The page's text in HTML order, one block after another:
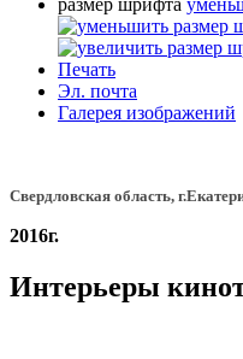
Печать
Эл. почта
Галерея изображений
Свердловская область,
2016г.
Интерьеры